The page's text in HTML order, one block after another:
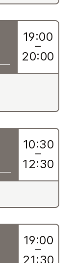
19:00
–
20:00
10:30
–
12:30
19:00
–
21:30